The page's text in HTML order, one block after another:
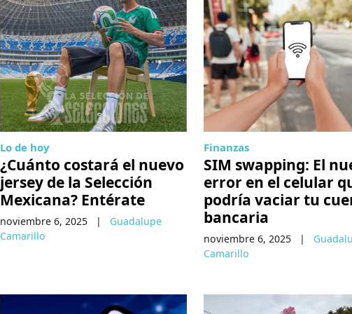
Lo de hoy
¿Cuánto costará el nuevo
jersey de la Selección
Mexicana? Entérate
noviembre 6, 2025 |
Guadalupe
Camarillo
Finanzas
SIM swapping: El
error en el celular
podría vaciar tu
bancaria
noviembre 6, 2025 |
Camarillo